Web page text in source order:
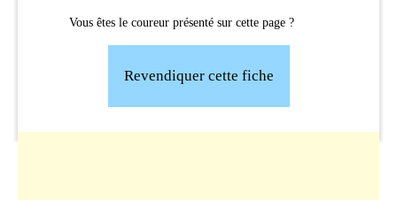
Vous êtes le coureur présenté sur cette page ?
Revendiquer cette fiche